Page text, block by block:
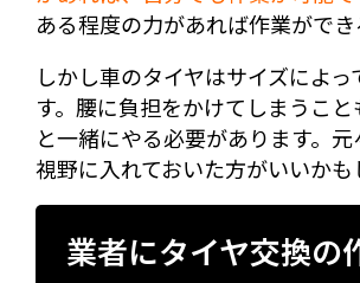
ある程度の力があれば作業ができ
しかし車のタイヤはサイズによ
す。腰に負担をかけてしまうこ
と一緒にやる必要があります。
視野に入れておいた方がいいかも
業者にタイヤ交換の